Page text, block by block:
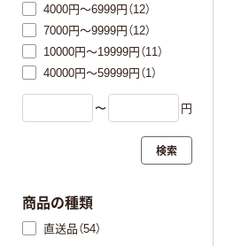
4000円～6999円（12）
7000円～9999円（12）
10000円～19999円（11）
40000円～59999円（1）
〜 円
検索
商品の種類
直送品（54）